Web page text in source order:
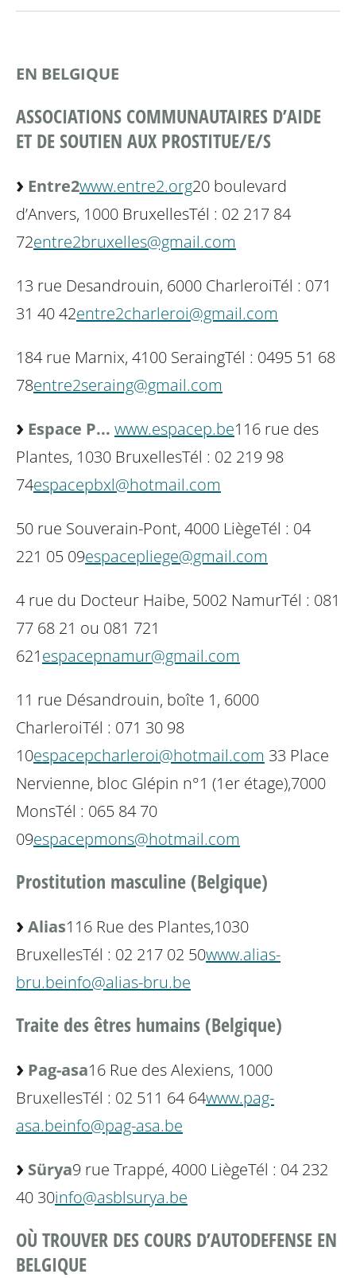
EN BELGIQUE
ASSOCIATIONS COMMUNAUTAIRES D’AIDE
ET DE SOUTIEN AUX PROSTITUE/E/S
Entre2www.entre2.org20 boulevard
d’Anvers, 1000 BruxellesTél : 02 217 84
72entre2bruxelles@gmail.com
13 rue Desandrouin, 6000 CharleroiTél : 071
31 40 42entre2charleroi@gmail.com
184 rue Marnix, 4100 SeraingTél : 0495 51 68
78entre2seraing@gmail.com
Espace P... www.espacep.be116 rue des
Plantes, 1030 BruxellesTél : 02 219 98
74espacepbxl@hotmail.com
50 rue Souverain-Pont, 4000 LiègeTél : 04
221 05 09espacepliege@gmail.com
4 rue du Docteur Haibe, 5002 NamurTél : 081
77 68 21 ou 081 721
621espacepnamur@gmail.com
11 rue Désandrouin, boîte 1, 6000
CharleroiTél : 071 30 98
10espacepcharleroi@hotmail.com 33 Place
Nervienne, bloc Glépin n°1 (1er étage),7000
MonsTél : 065 84 70
09espacepmons@hotmail.com
Prostitution masculine (Belgique)
Alias116 Rue des Plantes,1030
BruxellesTél : 02 217 02 50www.alias-
bru.beinfo@alias-bru.be
Traite des êtres humains (Belgique)
Pag-asa16 Rue des Alexiens, 1000
BruxellesTél : 02 511 64 64www.pag-
asa.beinfo@pag-asa.be
Sürya9 rue Trappé, 4000 LiègeTél : 04 232
40 30info@asblsurya.be
OÙ TROUVER DES COURS D’AUTODEFENSE EN
BELGIQUE